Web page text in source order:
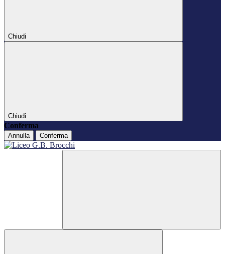
Chiudi
Chiudi
Conferma
Annulla Conferma